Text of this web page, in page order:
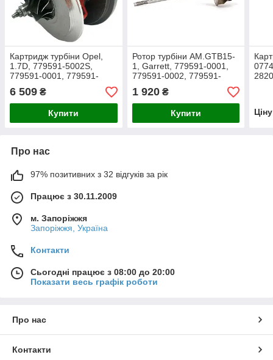
Картридж турбіни Opel,
1.7D, 779591-5002S,
779591-0001, 779591-
0002, 779591-0004,
5860039, 98053674
6 509 ₴
Купити
Ротор турбіни AM.GTB15-
1, Garrett, 779591-0001,
779591-0002, 779591-
0004
1 920₴
Купити
Про нас
97% позитивних з 32 відгуків за рік
Працює з 30.11.2009
м. Запоріжжя
Запоріжжя, Україна
Контакти
Сьогодні працює з 08:00 до 20:00
Показати весь графік роботи
Про нас
Контакти